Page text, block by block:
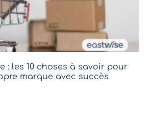
: les 10 choses à savoir pour
marque avec succès